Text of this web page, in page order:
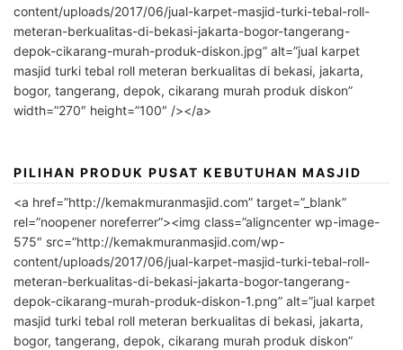
content/uploads/2017/06/jual-karpet-masjid-turki-tebal-roll-
meteran-berkualitas-di-bekasi-jakarta-bogor-tangerang-
depok-cikarang-murah-produk-diskon.jpg” alt=”jual karpet
masjid turki tebal roll meteran berkualitas di bekasi, jakarta,
bogor, tangerang, depok, cikarang murah produk diskon”
width=”270″ height=”100″ /></a>
PILIHAN PRODUK PUSAT KEBUTUHAN MASJID
<a href=”http://kemakmuranmasjid.com” target=”_blank”
rel=”noopener noreferrer”><img class=”aligncenter wp-image-
575″ src=”http://kemakmuranmasjid.com/wp-
content/uploads/2017/06/jual-karpet-masjid-turki-tebal-roll-
meteran-berkualitas-di-bekasi-jakarta-bogor-tangerang-
depok-cikarang-murah-produk-diskon-1.png” alt=”jual karpet
masjid turki tebal roll meteran berkualitas di bekasi, jakarta,
bogor, tangerang, depok, cikarang murah produk diskon”